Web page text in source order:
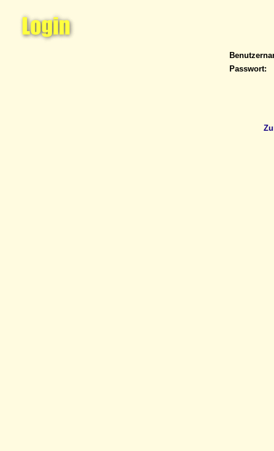
Passwort: